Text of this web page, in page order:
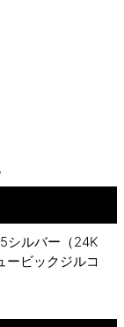
シルバー（24K
ービックジルコ